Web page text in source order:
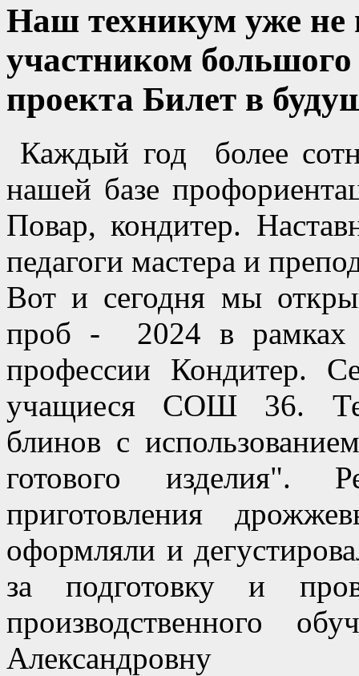
Наш техникум уже не
участником
проекта Билет в
Каждый год более
нашей базе
Повар, кондитер.
педагоги мастера и
Вот и сегодня мы
проб - 2024 в рамках
профессии Кондитер.
учащиеся СОШ 36.
блинов с
готового изделия".
приготовления
оформляли и
за подготовку и
производственного
Александровну